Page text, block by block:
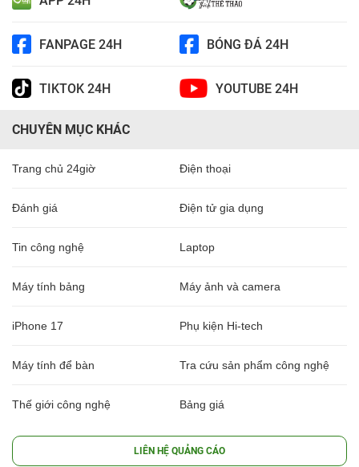
FANPAGE 24H BÓNG ĐÁ 24H
TIKTOK 24H YOUTUBE 24H
CHUYÊN MỤC KHÁC
Trang chủ 24giờ Điện thoại
Đánh giá Điện tử gia dụng
Tin công nghệ Laptop
Máy tính bảng Máy ảnh và camera
iPhone 17 Phụ kiện Hi-tech
Máy tính để bàn Tra cứu sản phẩm công nghệ
Thế giới công nghệ Bảng giá
LIÊN HỆ QUẢNG CÁO